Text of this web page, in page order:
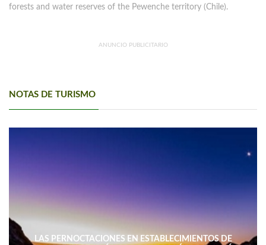
forests and water reserves of the Pewenche territory (Chile).
ANUNCIO PUBLICITARIO
NOTAS DE TURISMO
LAS PERNOCTACIONES EN ESTABLECIMIENTOS DE